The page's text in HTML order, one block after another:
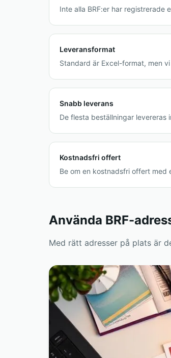
Inte alla BRF:er har registrerade
Leveransformat
Standard är Excel-format, men
Snabb leverans
De flesta beställningar levereras
Kostnadsfri offert
Be om en kostnadsfri offert med
Använda BRF-
Med rätt adresser på plats är